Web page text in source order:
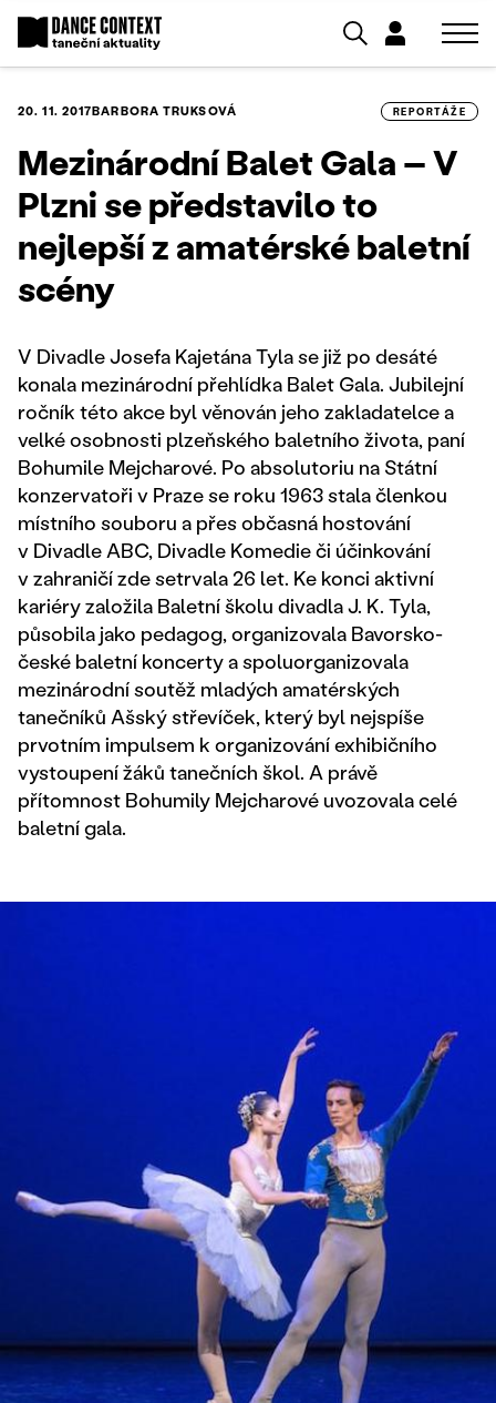
20. 11. 2017BARBORA TRUKSOVÁ REPORTÁŽE
Mezinárodní Balet Gala – V
Plzni se představilo to
nejlepší z amatérské baletní
scény
V Divadle Josefa Kajetána Tyla se již po desáté
konala mezinárodní přehlídka Balet Gala. Jubilejní
ročník této akce byl věnován jeho zakladatelce a
velké osobnosti plzeňského baletního života, paní
Bohumile Mejcharové. Po absolutoriu na Státní
konzervatoři v Praze se roku 1963 stala členkou
místního souboru a přes občasná hostování
v Divadle ABC, Divadle Komedie či účinkování
v zahraničí zde setrvala 26 let. Ke konci aktivní
kariéry založila Baletní školu divadla J. K. Tyla,
působila jako pedagog, organizovala Bavorsko-
české baletní koncerty a spoluorganizovala
mezinárodní soutěž mladých amatérských
tanečníků Ašský střevíček, který byl nejspíše
prvotním impulsem k organizování exhibičního
vystoupení žáků tanečních škol. A právě
přítomnost Bohumily Mejcharové uvozovala celé
baletní gala.